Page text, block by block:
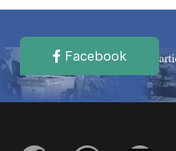
Facebook